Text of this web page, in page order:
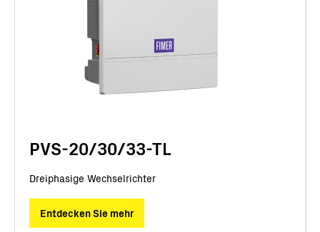
PVS-20/30/33-TL
Dreiphasige Wechselrichter
Entdecken Sie mehr